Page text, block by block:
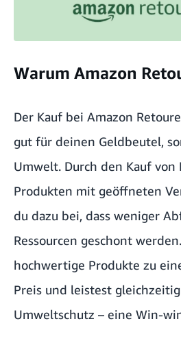
Warum Amazon
Der Kauf bei Amazon
gut für deinen Geldbeutel,
Umwelt. Durch den Kauf von
Produkten mit geöffneten
du dazu bei, dass weniger
Ressourcen geschont
hochwertige Produkte zu
Preis und leistest
Umweltschutz – eine Win-